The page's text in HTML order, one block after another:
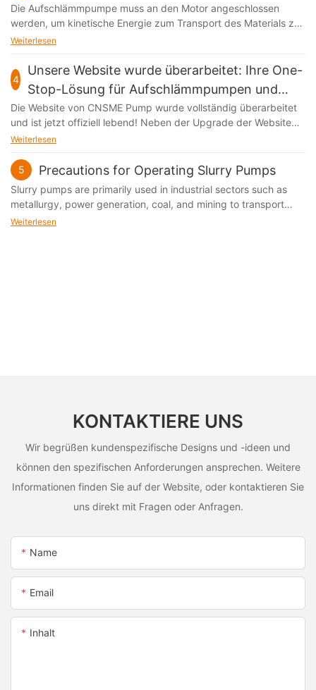
Die Aufschlämmpumpe muss an den Motor angeschlossen
werden, um kinetische Energie zum Transport des Materials zu
erzeugen. Was sind also die
des Motors? Die folgende Panshi -Pumpenindustrie führt ein
Weiterlesen
4
Unsere Website wurde überarbeitet: Ihre One-
Stop-Lösung für Aufschlämmpumpen und
Ersatzteile
Die Website von CNSME Pump wurde vollständig überarbeitet
und ist jetzt offiziell lebend! Neben der Upgrade der Website
haben wir auch unser Firmenlogo aktualisiert und ein
führender Anbieter von Güllepumpen und Ersatzteilen
Weiterlesen
5 Precautions for Operating Slurry Pumps
Slurry pumps are primarily used in industrial sectors such as
metallurgy, power generation, coal, and mining to transport
slurries. These pumps handle mixtures containing solid
Weiterlesen
KONTAKTIERE UNS
Wir begrüßen kundenspezifische Designs und -ideen und
können den spezifischen Anforderungen ansprechen. Weitere
Informationen finden Sie auf der Website, oder kontaktieren Sie
uns direkt mit Fragen oder Anfragen.
Name
Email
Inhalt